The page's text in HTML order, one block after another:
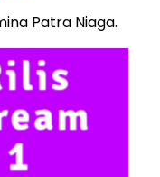
Patra Niaga.